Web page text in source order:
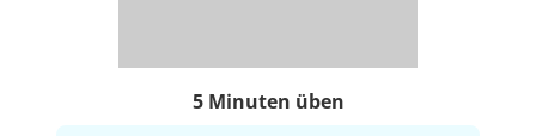
5 Minuten üben